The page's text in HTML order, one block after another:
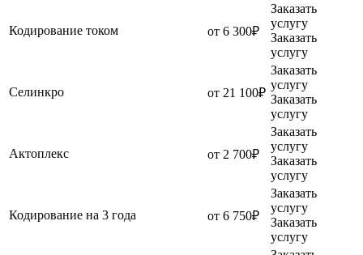
Кодирование током от 6 300₽
Заказать
услугу
Заказать
услугу
Селинкро от 21 100₽
Заказать
услугу
Заказать
услугу
Актоплекс от 2 700₽
Заказать
услугу
Заказать
услугу
Кодирование на 3 года от 6 750₽
Заказать
услугу
Заказать
услугу